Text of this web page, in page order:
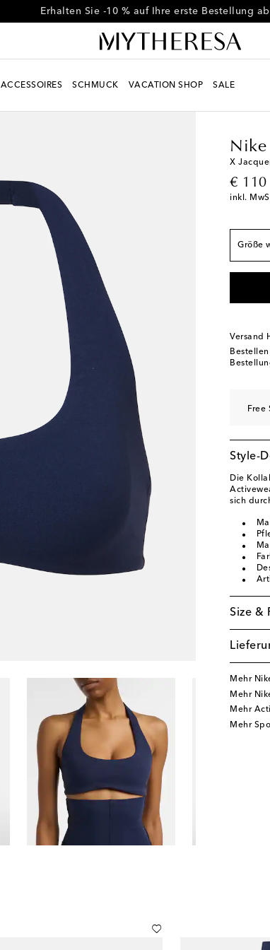
Code FIRST10 für -10 % auf ausgewählte
ACCESSOIRES SCHMUCK VACATION SHOP SALE
Nike
X
€ 110
inkl.
Größe
Fällt
XS
M
XL
Versand
Free
Style-
Die
sich
Size &
Mehr
Mehr
Mehr
Mehr